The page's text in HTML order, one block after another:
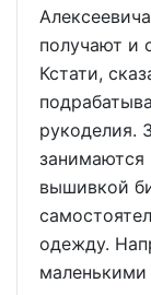
получают и
Кстати,
рукоделия.
занимаются
вышивкой
одежду.